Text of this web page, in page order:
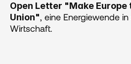
Open Letter "Make Europe
Union", eine Energiewende
Wirtschaft.